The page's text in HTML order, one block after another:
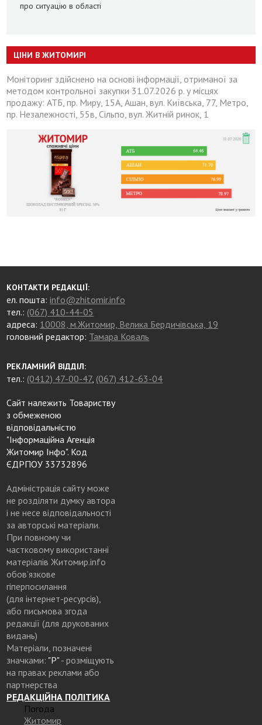
про ситуацію в області
ЦІНИ В ЖИТОМИРІ
Моніторинг здійснено на основі інформації, отриманої за
методом контрольної закупки 31.07.2026 р. у місцях
продажу: АТБ, пр. Миру, 15А, Ашан, вул. Київська, 77, Метро,
пр. Незалежності, 55в, Сільпо, вул. Житній ринок, 1
КОНТАКТИ РЕДАКЦІЇ:
ел. пошта:info@zhitomir.info
тел.: (067) 410-44-05
адреса: 10008, м.Житомир, Велика Бердичівська, 19
головний редактор: Тамара Коваль
РЕКЛАМНИЙ ВІДДІЛ:
тел.: (0412) 47-00-47, (067) 412-63-04
Сайт належить Товариству
з обмеженою
відповідальністю
"Інформаційна Агенція
Житомир Інфо". Код
ЄДРПОУ 33732896
Адміністрація сайту може
не розділяти думку автора
і не несе відповідальності
за авторські матеріали.
При повному чи
частковому використанні
матеріалів Житомир.info
обов’язкове
гіперпосилання
(для інтернет-ресурсів),
або письмова згода
редакції (для друкованих
видань)
Матеріали, позначені
значками: "Р"- розміщують
на правах реклами або
партнерства
РЕДАКЦІЙНА ПОЛІТИКА
Погода
Житомир